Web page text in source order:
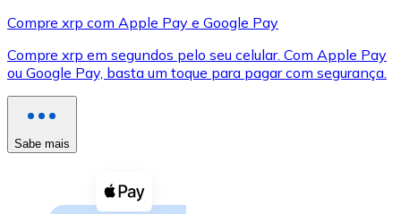
XRP
XRP
Cupons cripto
Compre xrp com Apple Pay e Google Pay
Compre xrp em segundos pelo seu celular. Com Apple Pay
ou Google Pay, basta um toque para pagar com segurança.
Sabe mais